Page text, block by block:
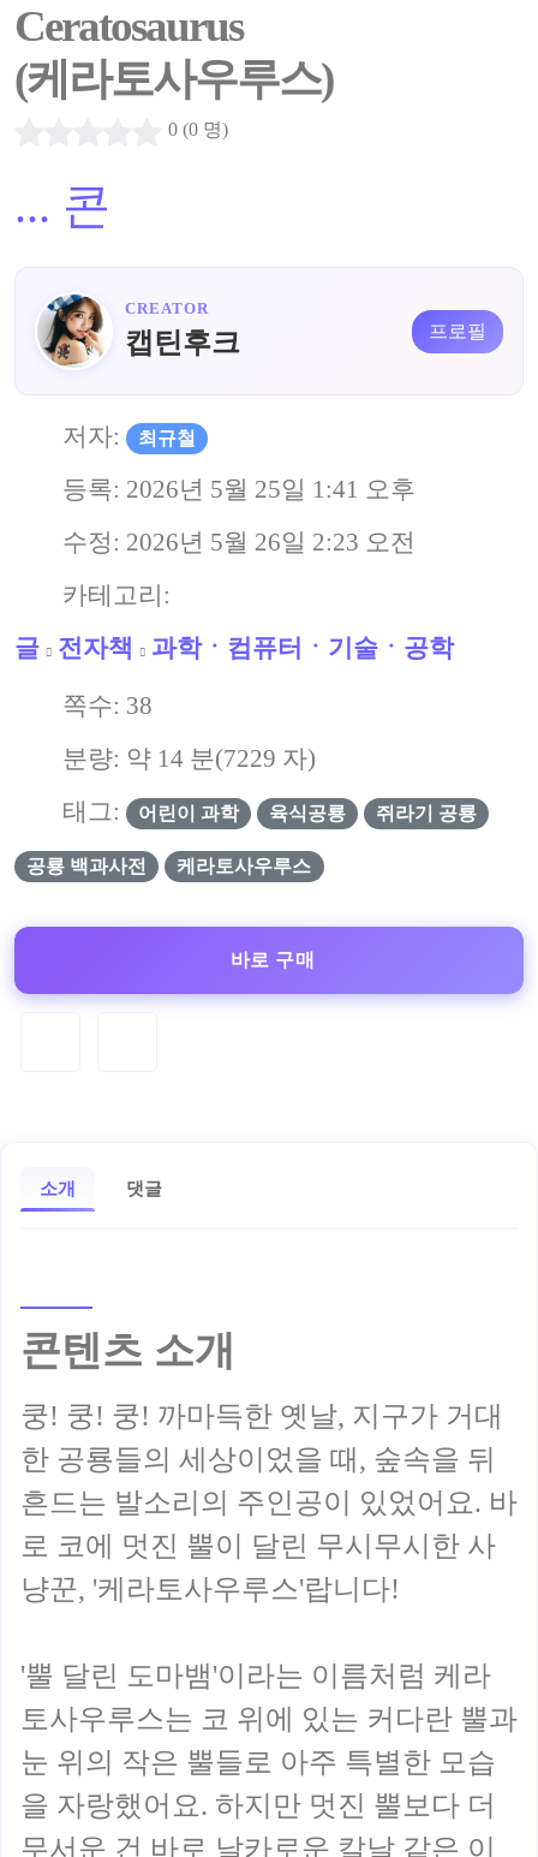
Ceratosaurus
(케라토사우루스)
0 (0 명)
... 콘
CREATOR
캡틴후크 프로필
저자: 최규철
등록: 2026년 5월 25일 1:41 오후
수정: 2026년 5월 26일 2:23 오전
카테고리:
글
전자책 과학ㆍ컴퓨터ㆍ기술ㆍ공학
쪽수: 38
분량: 약 14 분(7229 자)
태그:
어린이 과학 육식공룡 쥐라기 공룡
공룡 백과사전 케라토사우루스
바로 구매
소개 댓글
콘텐츠 소개
쿵! 쿵! 쿵! 까마득한 옛날, 지구가 거대
한 공룡들의 세상이었을 때, 숲속을 뒤
흔드는 발소리의 주인공이 있었어요. 바
로 코에 멋진 뿔이 달린 무시무시한 사
냥꾼, '케라토사우루스'랍니다!
'뿔 달린 도마뱀'이라는 이름처럼 케라
토사우루스는 코 위에 있는 커다란 뿔과
눈 위의 작은 뿔들로 아주 특별한 모습
을 자랑했어요. 하지만 멋진 뿔보다 더
무서운 건 바로 날카로운 칼날 같은 이